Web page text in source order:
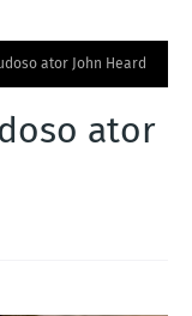
ator John Heard
ator